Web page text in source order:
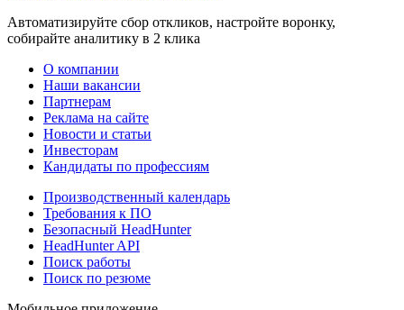
Автоматизируйте сбор откликов, настройте воронку,
собирайте аналитику в 2 клика
О компании
Наши вакансии
Партнерам
Реклама на сайте
Новости и статьи
Инвесторам
Кандидаты по профессиям
Производственный календарь
Требования к ПО
Безопасный HeadHunter
HeadHunter API
Поиск работы
Поиск по резюме